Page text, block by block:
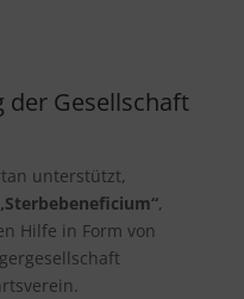
der Gesellschaft
unterstützt,
,
Hilfe in Form von